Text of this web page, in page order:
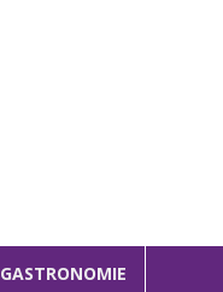
GASTRONOMIE